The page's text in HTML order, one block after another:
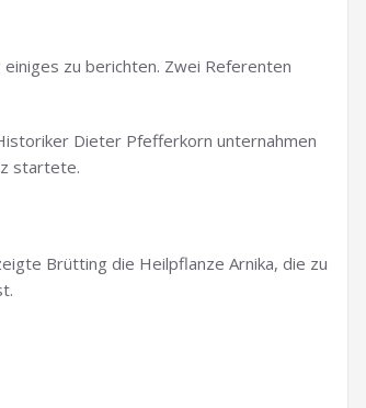
zu berichten. Zwei Referenten
Dieter Pfefferkorn unternahmen
startete.
Brütting die Heilpflanze Arnika, die zu